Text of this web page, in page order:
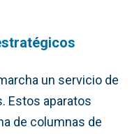
un servicio de
Estos aparatos
de columnas de